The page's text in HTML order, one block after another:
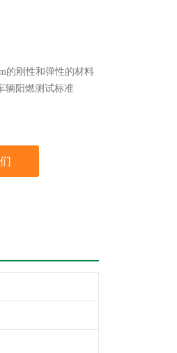
的刚性和弹性的材料
辆阳燃测试标准